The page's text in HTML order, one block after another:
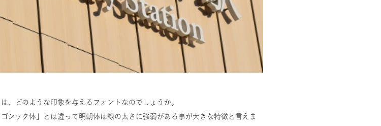
、どのような印象を与えるフォントなのでしょうか。
シック体」とは違って明朝体は線の太さに強弱がある事が大きな特徴と言えま